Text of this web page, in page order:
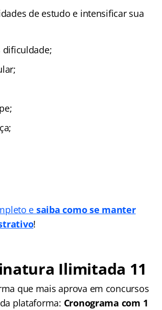
de estudo e intensificar sua
dificuldade;
e saiba como se manter
!
Ilimitada 11
que mais aprova em concursos
plataforma: Cronograma com 1